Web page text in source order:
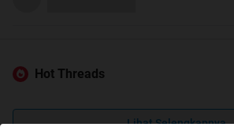
Hot Threads
Lihat Selengkapnya